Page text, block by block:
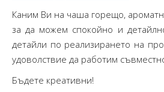
Каним Ви на чаша горещо,
за да можем спокойно и
детайли по реализирането на
удоволствие да работим
Бъдете креативни!